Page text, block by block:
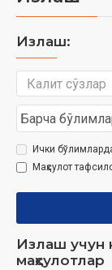
Излаш:
Ички
Маҳсулот
Излаш учун
маҳсулотлар